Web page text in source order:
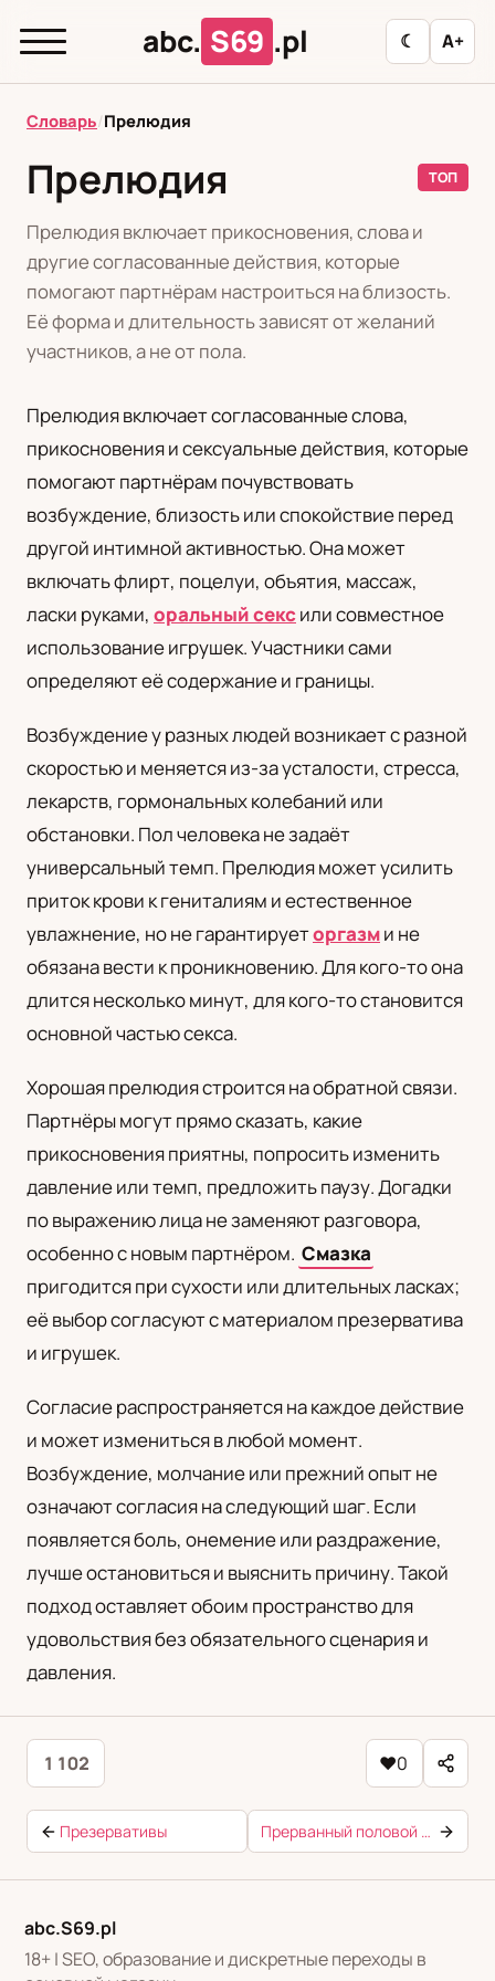
abc. S69 .pl ☾ A+
abc.
Л
М Н О П Р С Т
У
Ф
Ц Ш Э
Polski Русский
Українська
Словарь/Прелюдия
Прелюдия ТОП
Прелюдия включает прикосновения, слова и
другие согласованные действия, которые
помогают партнёрам настроиться на близость.
Её форма и длительность зависят от желаний
участников, а не от пола.
Прелюдия включает согласованные слова,
прикосновения и сексуальные действия, которые
помогают партнёрам почувствовать
возбуждение, близость или спокойствие перед
другой интимной активностью. Она может
включать флирт, поцелуи, объятия, массаж,
ласки руками, оральный сексили совместное
использование игрушек. Участники сами
определяют её содержание и границы.
Возбуждение у разных людей возникает с разной
скоростью и меняется из-за усталости, стресса,
лекарств, гормональных колебаний или
обстановки. Пол человека не задаёт
универсальный темп. Прелюдия может усилить
приток крови к гениталиям и естественное
увлажнение, но не гарантируеторгазми не
обязана вести к проникновению. Для кого-то она
длится несколько минут, для кого-то становится
основной частью секса.
Хорошая прелюдия строится на обратной связи.
Партнёры могут прямо сказать, какие
прикосновения приятны, попросить изменить
давление или темп, предложить паузу. Догадки
по выражению лица не заменяют разговора,
особенно с новым партнёром. Смазка
пригодится при сухости или длительных ласках;
её выбор согласуют с материалом презерватива
и игрушек.
Согласие распространяется на каждое действие
и может измениться в любой момент.
Возбуждение, молчание или прежний опыт не
означают согласия на следующий шаг. Если
появляется боль, онемение или раздражение,
лучше остановиться и выяснить причину. Такой
подход оставляет обоим пространство для
удовольствия без обязательного сценария и
давления.
1 102 ♥0
Презервативы Прерванный половой акт
abc.S69.pl
18+ | SEO, образование и дискретные переходы в